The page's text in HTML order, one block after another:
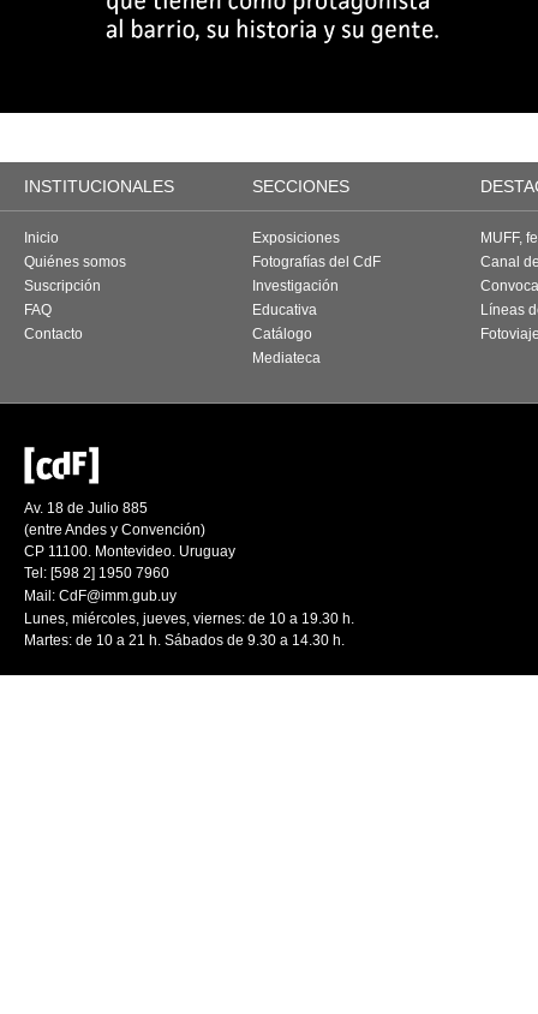
INSTITUCIONALES SECCIONES
Inicio
Quiénes somos
Suscripción
FAQ
Contacto
Exposiciones
Fotografías del CdF
Investigación
Educativa
Catálogo
Mediateca
MUFF,
Canal
Líneas
Av. 18 de Julio 885
(entre Andes y Convención)
CP 11100. Montevideo. Uruguay
Tel: [598 2] 1950 7960
Mail: CdF@imm.gub.uy
Lunes, miércoles, jueves, viernes: de 10 a 19.30 h.
Martes: de 10 a 21 h. Sábados de 9.30 a 14.30 h.